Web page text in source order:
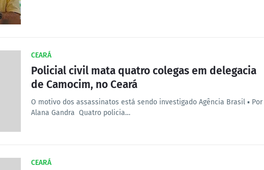
CEARÁ
Policial civil mata quatro colegas em delegacia
de Camocim, no Ceará
O motivo dos assassinatos está sendo investigado Agência Brasil ▪︎ Por
Alana Gandra Quatro policia…
CEARÁ